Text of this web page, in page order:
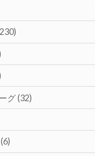
グ(32)
(6)